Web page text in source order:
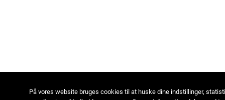
På vores website bruges cookies til at huske dine indstillinger,